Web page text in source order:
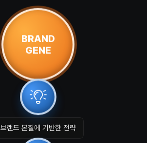
BRAND
GENE
브랜드 본질에 기반한 전략